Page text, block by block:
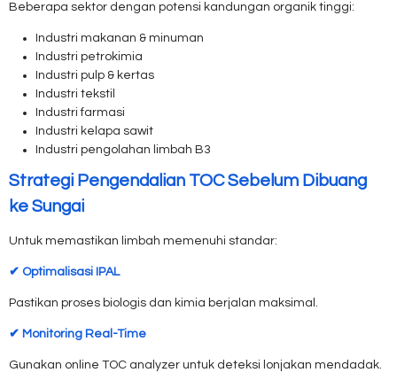
Beberapa sektor dengan potensi kandungan organik tinggi:
Industri makanan & minuman
Industri petrokimia
Industri pulp & kertas
Industri tekstil
Industri farmasi
Industri kelapa sawit
Industri pengolahan limbah B3
Strategi Pengendalian TOC Sebelum Dibuang
ke Sungai
Untuk memastikan limbah memenuhi standar:
✔ Optimalisasi IPAL
Pastikan proses biologis dan kimia berjalan maksimal.
✔ Monitoring Real-Time
Gunakan online TOC analyzer untuk deteksi lonjakan mendadak.